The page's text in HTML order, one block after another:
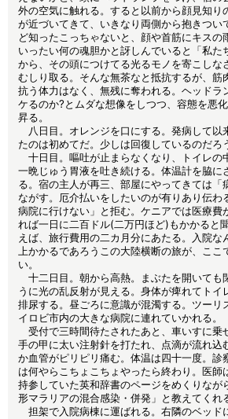
外の空気に触れる。すると以前から顔見知り
が近づいてきて、いきなり両側から抱きつい
ど知ったこっちゃないと、顔や首筋にキスの
いったい何の魂胆かと訝しんでいると「私た
から、その頭につけてる光るモノを寄こしな
むしり取る。そんな無茶なと抵抗するが、筋
抗う体力はなく、無残に奪われる。ヘッドラ
ケるのか?とムダな想像をしつつ、容態を悪
昇る。
八日目。オレンジを口にする。発病して以
たのは初めてだ。少しは回復しているのだろ
十日目。嘔吐が止まらなくなり、トイレの
一晩じゅう胃液を吐き続ける。体温計を脇に
る。宿の主人が再三、部屋にやってきては「
ながす。厄介払いをしたいのが有りあり伝わ
病院に行けない」と拒む。ケニアでは医療費
れば一日に二百ドル(二万円ほど)もかかると
えば、旅行費用の二カ月分にあたる。入院な
上かかるであろうこの大陸横断の旅が、こ
い。
十二日目。朝から高熱。まぶたを開いても
うに光の乱反射が見える。身体が痺れてトイ
排尿する。昼ごろに意識が混濁する。ツーリ
イロビ市内の大きな病院に連れていかれる。
受付で三時間待たされたあと、車いすに乗
手の甲に太い注射針を打たれ、点滴が流れ込
か血管がピリピリ痛む。体温は四十一度。診
は何やらこちょこちょやったら終わり。医師
持参していた英和辞書のページをめくりなが
形マラリアの混合感染・併発」と教えてくれ
担架で入院病棟に運ばれる。右隣のベッド